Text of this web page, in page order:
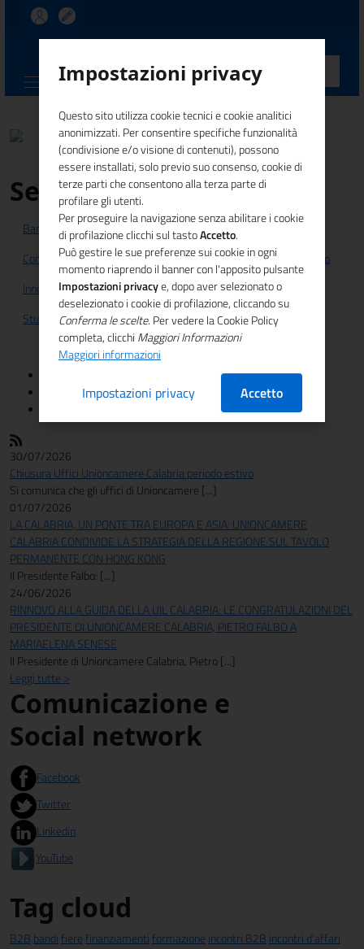
CALABRIA
Servizi
Bandi e Finanziamenti
Competitività sistema imprenditoriale
Formazione e lavoro
Innovazione
Internazionalizzazione
Legalità
Studi e statistiche
Avvisi e gare
30/07/2026
Chiusura Uffici Unioncamere Calabria periodo estivo
Si comunica che gli uffici di Unioncamere [...]
01/07/2026
LA CALABRIA, UN PONTE TRA EUROPA E ASIA: UNIONCAMERE
CALABRIA CONDIVIDE LA STRATEGIA DELLA REGIONE SUL TAVOLO
PERMANENTE CON HONG KONG
Il Presidente Falbo: [...]
24/06/2026
RINNOVO ALLA GUIDA DELLA UIL CALABRIA: LE CONGRATULAZIONI DEL
PRESIDENTE DI UNIONCAMERE CALABRIA, PIETRO FALBO A
MARIAELENA SENESE
Il Presidente di Unioncamere Calabria, Pietro [...]
Leggi tutte >
Comunicazione e
Social network
Facebook
Twitter
Linkedin
YouTube
Tag cloud
B2B bandi fiere finanziamenti formazione incontri B2B incontri d'affari
Impostazioni privacy
Questo sito utilizza cookie tecnici e cookie analitici
anonimizzati. Per consentire specifiche funzionalità
(condivisione e/o visione di contenuti), possono
essere installati, solo previo suo consenso, cookie di
terze parti che consentono alla terza parte di
profilare gli utenti.
Per proseguire la navigazione senza abilitare i cookie
di profilazione clicchi sul tastoAccetto.
Può gestire le sue preferenze sui cookie in ogni
momento riaprendo il banner con l'apposito pulsante
Impostazioni privacye, dopo aver selezionato o
deselezionato i cookie di profilazione, cliccando su
Conferma le scelte. Per vedere la Cookie Policy
completa, clicchi Maggiori Informazioni
Maggiori informazioni
Impostazioni privacy Accetto